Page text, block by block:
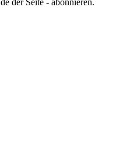
der Seite - abonnieren.